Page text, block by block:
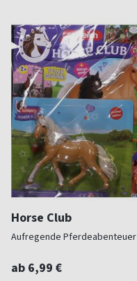
Horse Club
Aufregende Pferdeabenteuer
ab 6,99 €